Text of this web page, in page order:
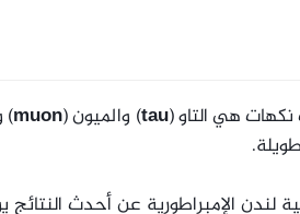
نكهات هي التاو (tau) والميون (muon